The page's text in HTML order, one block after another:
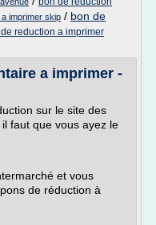
imprimer skip / bon de
reduction a imprimer
a imprimer -
sur le site des
faut que vous ayez le
et vous
de réduction à